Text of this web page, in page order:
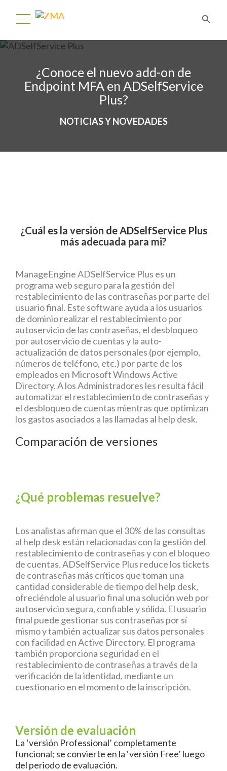
¿Conoce el nuevo add-on de
Endpoint MFA en ADSelfService
Plus?
NOTICIAS Y NOVEDADES
¿Cuál es la versión de ADSelfService Plus
más adecuada para mi?
ManageEngine ADSelfService Plus es un
programa web seguro para la gestión del
restablecimiento de las contraseñas por parte del
usuario final. Este software ayuda a los usuarios
de dominio realizar el restablecimiento por
autoservicio de las contraseñas, el desbloqueo
por autoservicio de cuentas y la auto-
actualización de datos personales (por ejemplo,
números de teléfono, etc.) por parte de los
empleados en Microsoft Windows Active
Directory. A los Administradores les resulta fácil
automatizar el restablecimiento de contraseñas y
el desbloqueo de cuentas mientras que optimizan
los gastos asociados a las llamadas al help desk.
Comparación de versiones
¿Qué problemas resuelve?
Los analistas afirman que el 30% de las consultas
al help desk están relacionadas con la gestión del
restablecimiento de contraseñas y con el bloqueo
de cuentas. ADSelfService Plus reduce los tickets
de contraseñas más críticos que toman una
cantidad considerable de tiempo del help desk,
ofreciéndole al usuario final una solución web por
autoservicio segura, confiable y sólida. El usuario
final puede gestionar sus contraseñas por sí
mismo y también actualizar sus datos personales
con facilidad en Active Directory. El programa
también proporciona seguridad en el
restablecimiento de contraseñas a través de la
verificación de la identidad, mediante un
cuestionario en el momento de la inscripción.
Versión de evaluación
La ‘versión Professional’ completamente
funcional; se convierte en la ‘versión Free’ luego
del periodo de evaluación.